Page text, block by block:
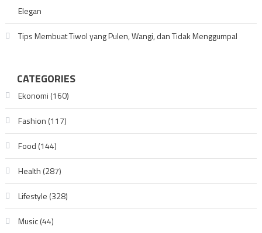
Elegan
Tips Membuat Tiwol yang Pulen, Wangi, dan Tidak Menggumpal
CATEGORIES
Ekonomi (160)
Fashion (117)
Food (144)
Health (287)
Lifestyle (328)
Music(44)